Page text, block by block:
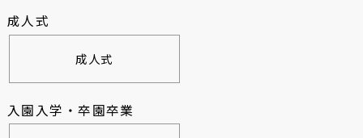
成人式
成人式
入園入学・卒園卒業